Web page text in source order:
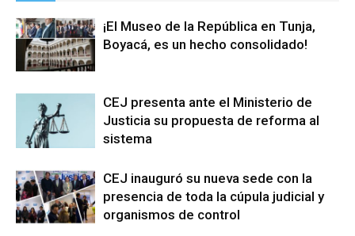
¡El Museo de la República en Tunja,
Boyacá, es un hecho consolidado!
CEJ presenta ante el Ministerio de
Justicia su propuesta de reforma al
sistema
CEJ inauguró su nueva sede con la
presencia de toda la cúpula judicial y
organismos de control